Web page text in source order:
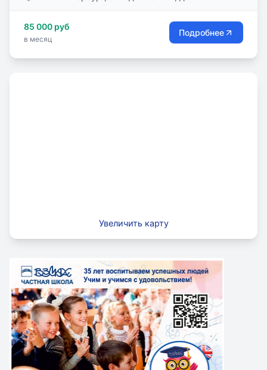
85 000 руб
в месяц
Подробнее
Увеличить карту